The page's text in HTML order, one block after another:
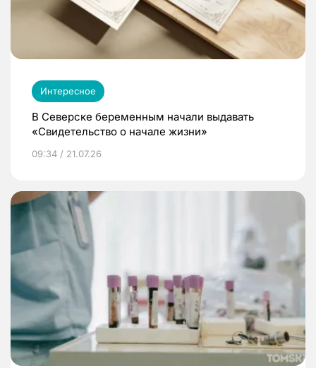
Интересное
В Северске беременным начали выдавать
«Свидетельство о начале жизни»
09:34 / 21.07.26